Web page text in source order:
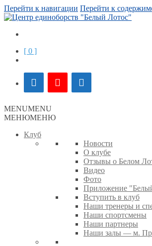
Перейти к навигации Перейти к
[ 0 ]
MENUMENU
МЕНЮМЕНЮ
Клуб
Новости
О клубе
Отзывы о Белом
Видео
Фото
Приложение
Вступить в клуб
Наши тренеры и
Наши спортсмены
Наши партнеры
Наши залы — м.